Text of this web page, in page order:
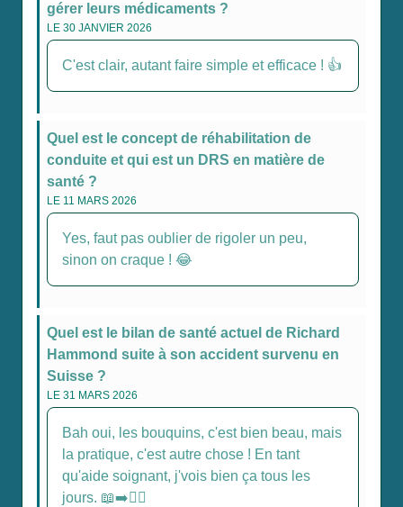
gérer leurs médicaments ?
LE 30 JANVIER 2026
C'est clair, autant faire simple et efficace ! 👍
Quel est le concept de réhabilitation de
conduite et qui est un DRS en matière de
santé ?
LE 11 MARS 2026
Yes, faut pas oublier de rigoler un peu,
sinon on craque ! 😂
Quel est le bilan de santé actuel de Richard
Hammond suite à son accident survenu en
Suisse ?
LE 31 MARS 2026
Bah oui, les bouquins, c'est bien beau, mais
la pratique, c'est autre chose ! En tant
qu'aide soignant, j'vois bien ça tous les
jours. 📖➡️🧑‍⚕️